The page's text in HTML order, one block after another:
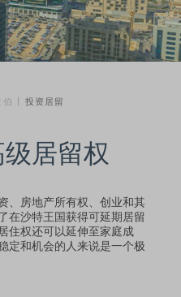
伯 投资居留
居留权
、房地产所有权、创业和其
在沙特王国获得可延期居留
住权还可以延伸至家庭成
定和机会的人来说是一个极